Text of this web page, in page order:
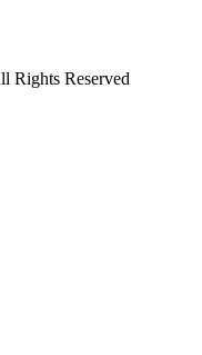
Rights Reserved